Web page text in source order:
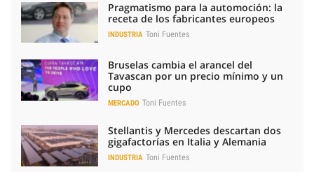
Pragmatismo para la automoción: la
receta de los fabricantes europeos
INDUSTRIA Toni Fuentes
Bruselas cambia el arancel del
Tavascan por un precio mínimo y un
cupo
MERCADO Toni Fuentes
Stellantis y Mercedes descartan dos
gigafactorías en Italia y Alemania
INDUSTRIA Toni Fuentes